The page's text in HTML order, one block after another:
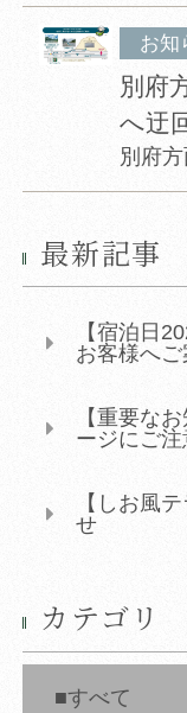
お知
別府
へ迂
最新記事
【宿泊日
お客様へご
【重要な
ージにご
【しお風
せ
カテゴリ
すべて